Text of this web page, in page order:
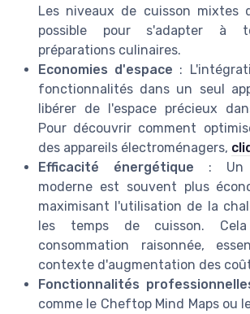
Les niveaux de cuisson mixtes
possible pour s'adapter à
préparations culinaires.
Economies d'espace :
fonctionnalités dans un seul
libérer de l'espace précieux
Pour découvrir comment
des appareils électroménagers,
Efficacité énergétique : Un
moderne est souvent plus
maximisant l'utilisation de la
les temps de cuisson.
consommation raisonnée,
contexte d'augmentation des
Fonctionnalités
comme le Cheftop Mind Maps ou